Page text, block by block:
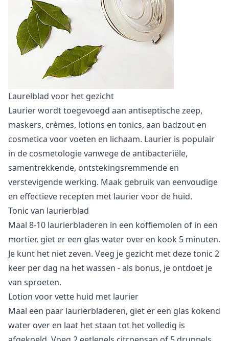
Laurelblad voor het gezicht
Laurier wordt toegevoegd aan antiseptische zeep,
maskers, crèmes, lotions en tonics, aan badzout en
cosmetica voor voeten en lichaam. Laurier is populair
in de cosmetologie vanwege de antibacteriële,
samentrekkende, ontstekingsremmende en
verstevigende werking. Maak gebruik van eenvoudige
en effectieve recepten met laurier voor de huid.
Tonic van laurierblad
Maal 8-10 laurierbladeren in een koffiemolen of in een
mortier, giet er een glas water over en kook 5 minuten.
Je kunt het niet zeven. Veeg je gezicht met deze tonic 2
keer per dag na het wassen - als bonus, je ontdoet je
van sproeten.
Lotion voor vette huid met laurier
Maal een paar laurierbladeren, giet er een glas kokend
water over en laat het staan tot het volledig is